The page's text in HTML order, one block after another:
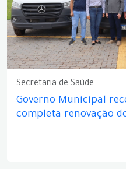
Secretaria de Saúde
Governo Municipal
completa renovação